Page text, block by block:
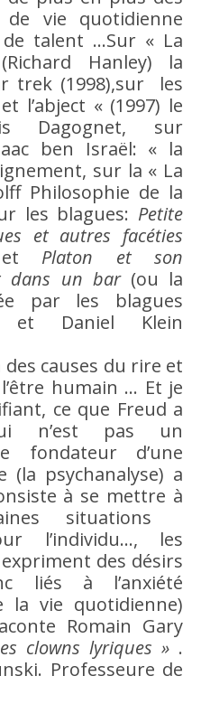
de vie quotidienne
talent …Sur « La
Hanley) la
trek (1998),sur les
l’abject « (1997) le
Dagognet, sur
ben Israël: « la
sur la « La
Philosophie de la
les blagues: Petite
et autres facéties
et Platon et son
dans un bar(ou la
par les blagues
et Daniel Klein
causes du rire et
être humain … Et je
ce que Freud a
n’est pas un
fondateur d’une
(la psychanalyse) a
à se mettre à
situations
l’individu…, les
des désirs
liés à l’anxiété
la vie quotidienne)
Romain Gary
clowns lyriques » .
Professeure de